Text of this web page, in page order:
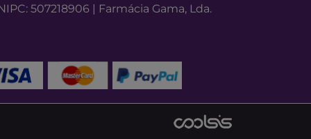
507218906 | Farmácia Gama, Lda.